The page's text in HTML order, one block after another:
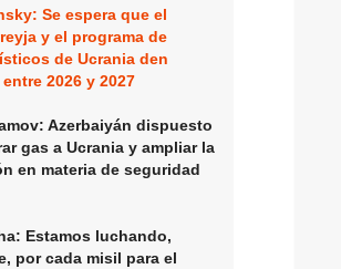
Se espera que el
y el programa de
de Ucrania den
2026 y 2027
Azerbaiyán dispuesto
gas a Ucrania y ampliar la
en materia de seguridad
Estamos luchando,
por cada misil para el